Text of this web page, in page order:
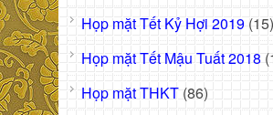
Họp mặt Tết Kỷ Hợi 2019 (15)
Họp mặt Tết Mậu Tuất 2018
Họp mặt THKT (86)